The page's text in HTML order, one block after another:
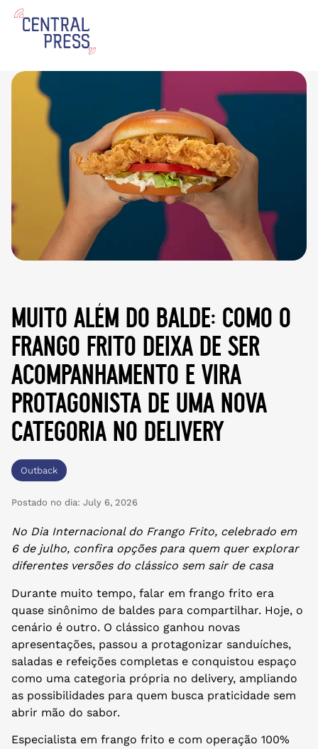
muito além do balde: como o
frango frito deixa de ser
acompanhamento e vira
protagonista de uma nova
categoria no delivery
Outback
Postado no dia: July 6, 2026
No Dia Internacional do Frango Frito, celebrado em
6 de julho, confira opções para quem quer explorar
diferentes versões do clássico sem sair de casa
Durante muito tempo, falar em frango frito era
quase sinônimo de baldes para compartilhar. Hoje, o
cenário é outro. O clássico ganhou novas
apresentações, passou a protagonizar sanduíches,
saladas e refeições completas e conquistou espaço
como uma categoria própria no delivery, ampliando
as possibilidades para quem busca praticidade sem
abrir mão do sabor.
Especialista em frango frito e com operação 100%